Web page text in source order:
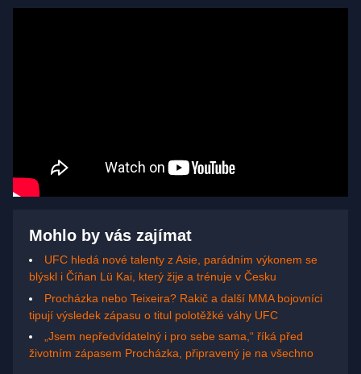
Mohlo by vás zajímat
UFC hledá nové talenty z Asie, parádním výkonem se
blýskl i Číňan Lü Kai, který žije a trénuje v Česku
Procházka nebo Teixeira? Rakič a další MMA bojovníci
tipují výsledek zápasu o titul polotěžké váhy UFC
„Jsem nepředvídatelný i pro sebe sama,“ říká před
životním zápasem Procházka, připravený je na všechno